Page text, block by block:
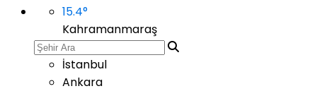
15.4°
Kahramanmaraş
İstanbul
Ankara